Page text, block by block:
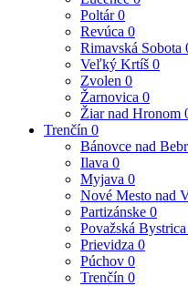
Poltár0
Revúca 0
Rimavská Sobota
Veľký Krtíš 0
Zvolen 0
Žarnovica 0
Žiar nad Hronom
Trenčín 0
Bánovce nad
Ilava 0
Myjava 0
Nové Mesto nad
Partizánske 0
Považská Bystrica
Prievidza 0
Púchov 0
Trenčín 0